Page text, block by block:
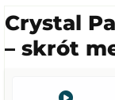
Crystal
– skrót